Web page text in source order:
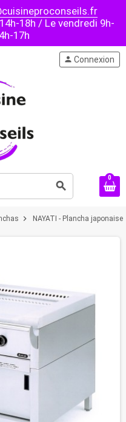
18h / Le vendredi 9h-
17h
search
person Connexion
0
chevron_right NAYATI - Plancha